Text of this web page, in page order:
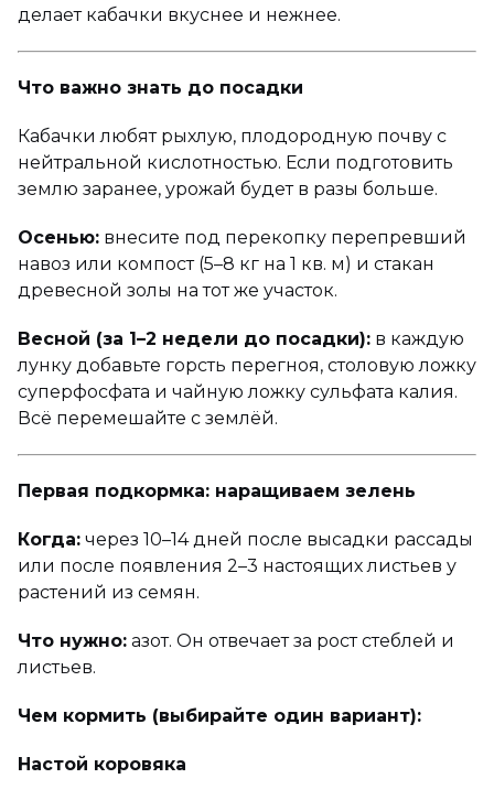
делает кабачки вкуснее и нежнее.
Что важно знать до посадки
Кабачки любят рыхлую, плодородную почву с
нейтральной кислотностью. Если подготовить
землю заранее, урожай будет в разы больше.
Осенью: внесите под перекопку перепревший
навоз или компост (5–8 кг на 1 кв. м) и стакан
древесной золы на тот же участок.
Весной (за 1–2 недели до посадки): в каждую
лунку добавьте горсть перегноя, столовую ложку
суперфосфата и чайную ложку сульфата калия.
Всё перемешайте с землёй.
Первая подкормка: наращиваем зелень
Когда: через 10–14 дней после высадки рассады
или после появления 2–3 настоящих листьев у
растений из семян.
Что нужно: азот. Он отвечает за рост стеблей и
листьев.
Чем кормить (выбирайте один вариант):
Настой коровяка